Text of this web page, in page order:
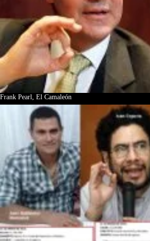
Frank Pearl, El Camaleón